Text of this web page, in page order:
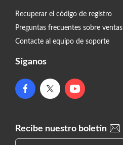
Recuperar el código de registro
Preguntas frecuentes sobre ventas
Contacte al equipo de soporte
Síganos
Recibe nuestro boletín